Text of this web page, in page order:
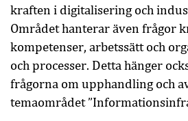
kraften i digitalisering och
Området hanterar även frågor
kompetenser, arbetssätt och
och processer. Detta hänger
frågorna om upphandling och
temaområdet